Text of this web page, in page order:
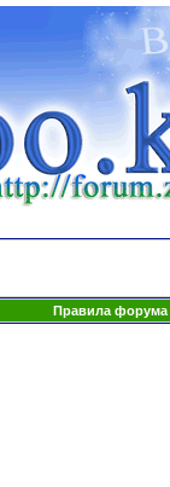
Правила форума